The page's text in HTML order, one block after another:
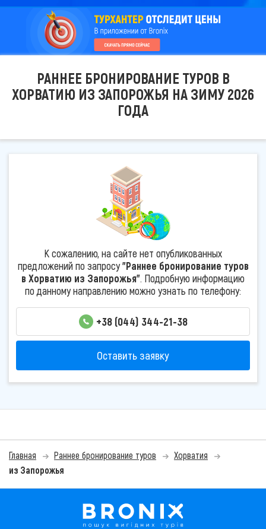
РАННЕЕ БРОНИРОВАНИЕ ТУРОВ В
ХОРВАТИЮ ИЗ ЗАПОРОЖЬЯ НА ЗИМУ 2026
ГОДА
К сожалению, на сайте нет опубликованных
предложений по запросу"Раннее бронирование туров
в Хорватию из Запорожья". Подробную информацию
по данному направлению можно узнать по телефону:
+38 (044) 344-21-38
Оставить заявку
Главная Раннее бронирование туров
Хорватия
из Запорожья